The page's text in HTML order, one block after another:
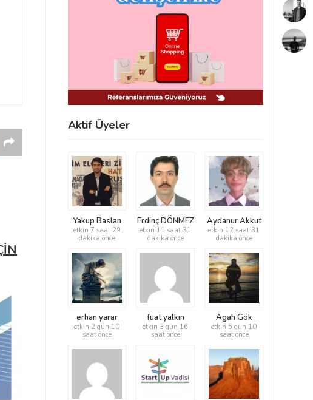
Aktif Üyeler
Yakup Baslan
etkin 7 saat 29
dakika önce
Erdinç DÖNMEZ
etkin 11 saat 31
dakika önce
Aydanur Akkut
etkin 12 saat 31
dakika önce
erhan yarar
etkin 2 gün 10
saat önce
fuat yalkın
etkin 3 gün 16
saat önce
Agah Gök
etkin 5 gün 10
saat önce